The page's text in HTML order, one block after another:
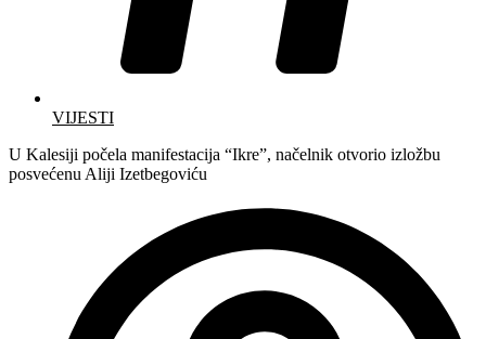
VIJESTI
U Kalesiji počela manifestacija “Ikre”, načelnik otvorio izložbu
posvećenu Aliji Izetbegoviću